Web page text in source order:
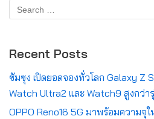
Recent Posts
ซัมซุง เปิดยอดจองทั่วโลก Galaxy Z
Watch Ultra2 และ Watch9 สูงกว่
OPPO Reno16 5G มาพร้อมความจุใ